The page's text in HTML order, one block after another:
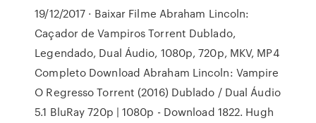
19/12/2017 · Baixar Filme Abraham Lincoln:
Caçador de Vampiros Torrent Dublado,
Legendado, Dual Áudio, 1080p, 720p, MKV, MP4
Completo Download Abraham Lincoln: Vampire
O Regresso Torrent (2016) Dublado / Dual Áudio
5.1 BluRay 720p | 1080p - Download 1822. Hugh